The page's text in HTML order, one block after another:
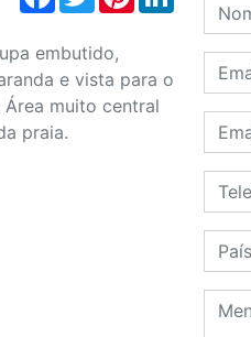
embutido,
e vista para o
muito central
praia.